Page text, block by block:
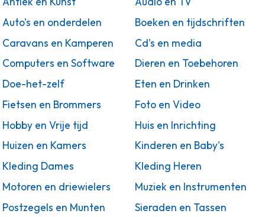
Auto's en onderdelen
Boeken en tijdschriften
Caravans en Kamperen
Cd's en media
Computers en Software
Dieren en Toebehoren
Doe-het-zelf
Eten en Drinken
Fietsen en Brommers
Foto en Video
Hobby en Vrije tijd
Huis en Inrichting
Huizen en Kamers
Kinderen en Baby's
Kleding Dames
Kleding Heren
Motoren en driewielers
Muziek en Instrumenten
Postzegels en Munten
Sieraden en Tassen